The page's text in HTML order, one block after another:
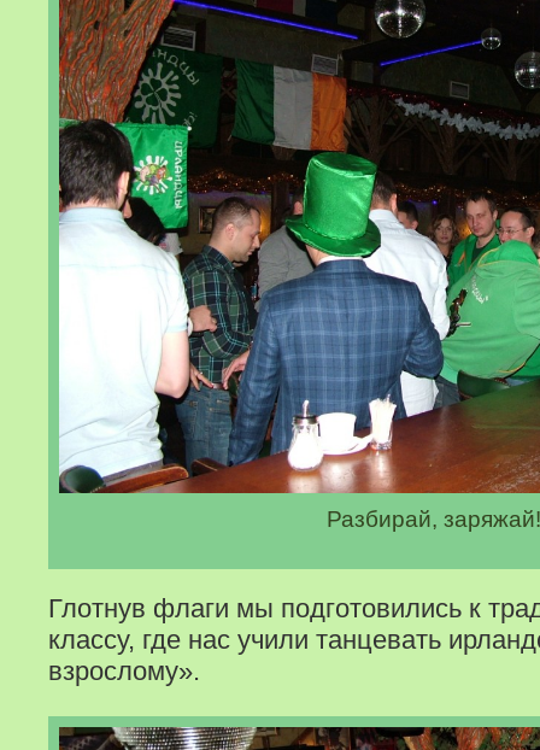
Разбирай, заряжай!
Глотнув флаги мы подготовились к
классу, где нас учили танцевать
взрослому».